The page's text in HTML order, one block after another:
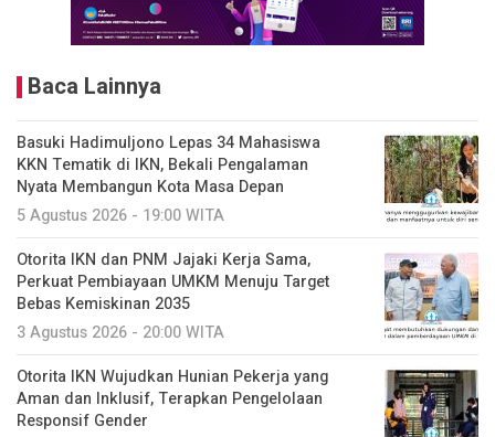
Baca Lainnya
Basuki Hadimuljono Lepas 34 Mahasiswa
KKN Tematik di IKN, Bekali Pengalaman
Nyata Membangun Kota Masa Depan
5 Agustus 2026 - 19:00 WITA
Otorita IKN dan PNM Jajaki Kerja Sama,
Perkuat Pembiayaan UMKM Menuju Target
Bebas Kemiskinan 2035
3 Agustus 2026 - 20:00 WITA
Otorita IKN Wujudkan Hunian Pekerja yang
Aman dan Inklusif, Terapkan Pengelolaan
Responsif Gender